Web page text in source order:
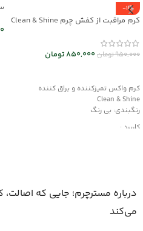
-11%
کرم مراقبت از کفش چرم Clean & Shine
950,000تومان850,000تومان
کرم واکس تمیزکننده و براق کننده
Clean & Shine
رنگبندی: بی رنگ
کاربرد :
درباره مسترچرم؛ جایی که اصالت،
می‌کند